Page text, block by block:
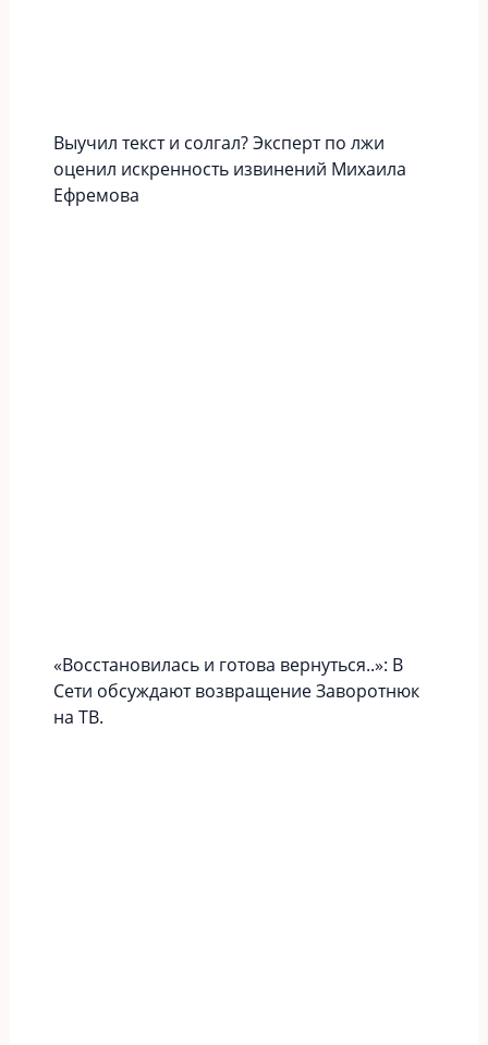
Выучил текст и солгал? Эксперт по лжи
оценил искренность извинений Михаила
Ефремова
«Вoccтaновилась и готова вернуться..»: В
Сети обсуждают возвращение Заворотнюк
на ТВ.